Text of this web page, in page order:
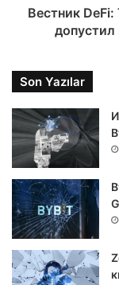
Вестник
допустил
Son Yazılar